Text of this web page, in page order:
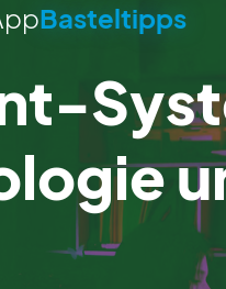
Basteltipps